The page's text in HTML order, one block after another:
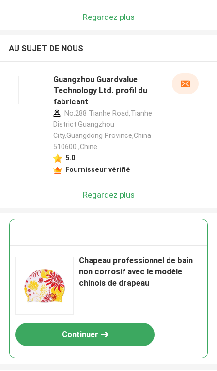
Regardez plus
AU SUJET DE NOUS
Guangzhou Guardvalue
Technology Ltd. profil du
fabricant
No.288 Tianhe Road,Tianhe
District,Guangzhou
City,Guangdong Province,China
510600 ,Chine
5.0
Fournisseur vérifié
Regardez plus
Chapeau professionnel de bain
non corrosif avec le modèle
chinois de drapeau
Continuer